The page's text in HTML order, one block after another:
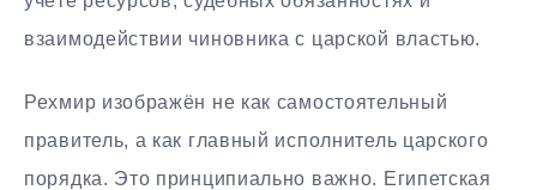
взаимодействии чиновника с царской властью.
Рехмир изображён не как самостоятельный
правитель, а как главный исполнитель царского
порядка. Это принципиально важно. Египетская